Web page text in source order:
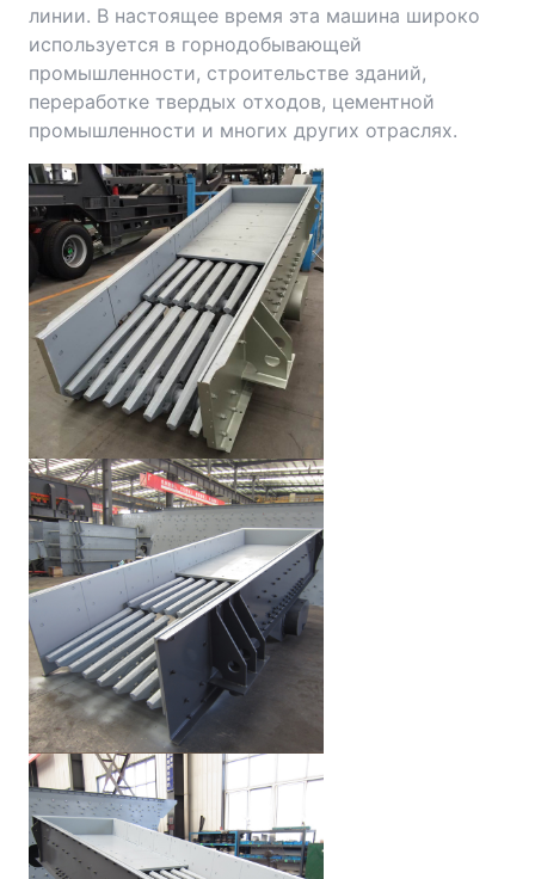
линии. В настоящее время эта машина широко
используется в горнодобывающей
промышленности, строительстве зданий,
переработке твердых отходов, цементной
промышленности и многих других отраслях.